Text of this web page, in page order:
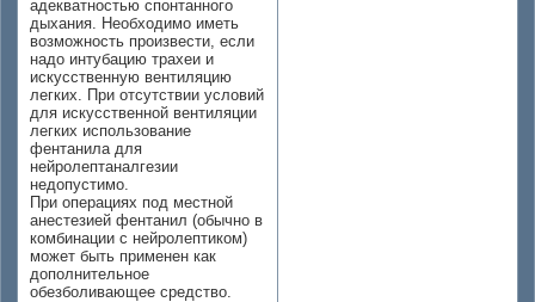
адекватностью спонтанного
дыхания. Необходимо иметь
возможность произвести, если
надо интубацию трахеи и
искусственную вентиляцию
легких. При отсутствии условий
для искусственной вентиляции
легких использование
фентанила для
нейролептаналгезии
недопустимо.
При операциях под местной
анестезией фентанил (обычно в
комбинации с нейролептиком)
может быть применен как
дополнительное
обезболивающее средство.